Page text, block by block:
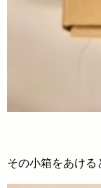
その小箱をあける